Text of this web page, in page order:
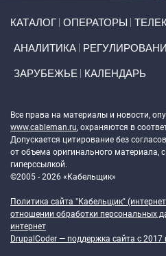
КАТАЛОГ ОПЕРАТОРЫ
АНАЛИТИКА
ЗАРУБЕЖЬЕ КАЛЕНДАРЬ
Все права на материалы и новости,
www.cableman.ru, охраняются в
Допускается цитирование без
от объема оригинального материала,
гиперссылкой.
©2005 - 2026 «Кабельщик»
Политика сайта "Кабельщик"
отношении обработки персональных
интернет
DrupalCoder — поддержка сайта c 2017